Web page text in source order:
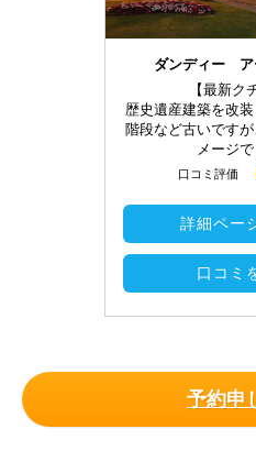
ダンディー
【最新ク
歴史遺産建築を改
階段など古いです
メージ
口コミ評価
詳細ペー
口コミ
予約申